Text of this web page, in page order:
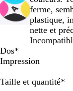
a
n
e
o
a
e
l
e
e
f
o
o
ferme,
plastique,
nette et
Dos*
Impression
Taille et quantité*